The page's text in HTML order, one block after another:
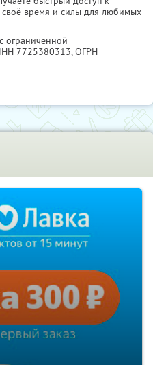
время и силы для любимых
ограниченной
7725380313, ОГРН